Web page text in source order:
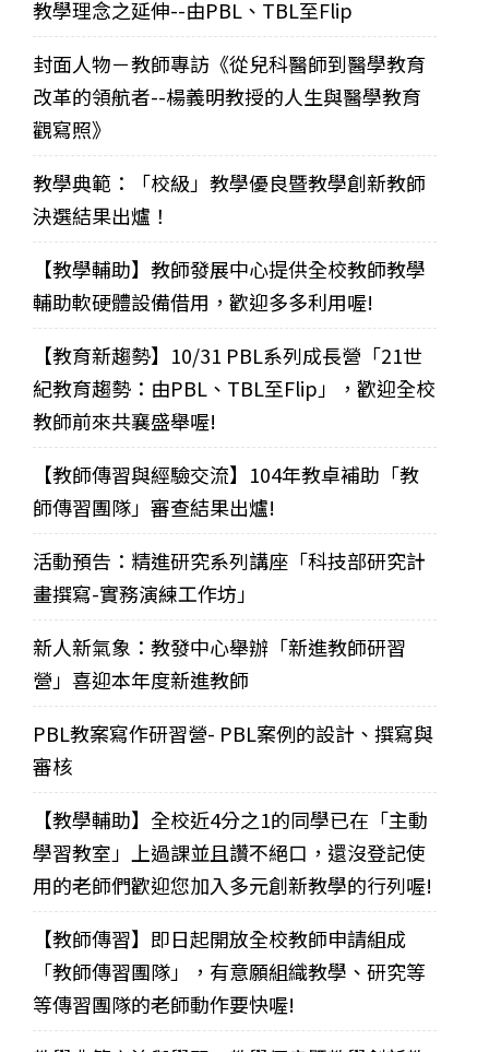
教學理念之延伸--由PBL、TBL至Flip
封面人物－教師專訪《從兒科醫師到醫學教育
改革的領航者--楊義明教授的人生與醫學教育
觀寫照》
教學典範：「校級」教學優良暨教學創新教師
決選結果出爐！
【教學輔助】教師發展中心提供全校教師教學
輔助軟硬體設備借用，歡迎多多利用喔!
【教育新趨勢】10/31 PBL系列成長營「21世
紀教育趨勢：由PBL、TBL至Flip」，歡迎全校
教師前來共襄盛舉喔!
【教師傳習與經驗交流】104年教卓補助「教
師傳習團隊」審查結果出爐!
活動預告：精進研究系列講座「科技部研究計
畫撰寫-實務演練工作坊」
新人新氣象：教發中心舉辦「新進教師研習
營」喜迎本年度新進教師
PBL教案寫作研習營- PBL案例的設計、撰寫與
審核
【教學輔助】全校近4分之1的同學已在「主動
學習教室」上過課並且讚不絕口，還沒登記使
用的老師們歡迎您加入多元創新教學的行列喔!
【教師傳習】即日起開放全校教師申請組成
「教師傳習團隊」，有意願組織教學、研究等
等傳習團隊的老師動作要快喔!